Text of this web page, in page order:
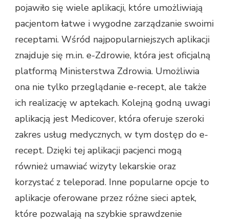
pojawiło się wiele aplikacji, które umożliwiają
pacjentom łatwe i wygodne zarządzanie swoimi
receptami. Wśród najpopularniejszych aplikacji
znajduje się m.in. e-Zdrowie, która jest oficjalną
platformą Ministerstwa Zdrowia. Umożliwia
ona nie tylko przeglądanie e-recept, ale także
ich realizację w aptekach. Kolejną godną uwagi
aplikacją jest Medicover, która oferuje szeroki
zakres usług medycznych, w tym dostęp do e-
recept. Dzięki tej aplikacji pacjenci mogą
również umawiać wizyty lekarskie oraz
korzystać z teleporad. Inne popularne opcje to
aplikacje oferowane przez różne sieci aptek,
które pozwalają na szybkie sprawdzenie